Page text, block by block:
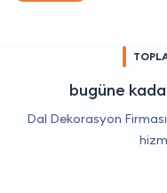
bugüne
Dal Dekorasyon